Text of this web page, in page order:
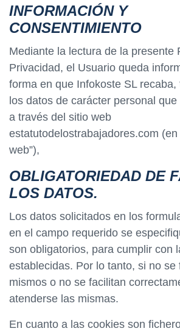
INFORMACIÓN Y
CONSENTIMIENTO
Mediante la lectura de la presente
Privacidad, el Usuario queda
forma en que Infokoste SL
los datos de carácter personal
a través del sitio web
estatutodelostrabajadores.com (en
web”),
OBLIGATORIEDAD DE
LOS DATOS.
Los datos solicitados en los
en el campo requerido se
son obligatorios, para cumplir con
establecidas. Por lo tanto, si no se
mismos o no se facilitan
atenderse las mismas.
En cuanto a las cookies son